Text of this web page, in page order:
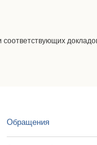
Обращения